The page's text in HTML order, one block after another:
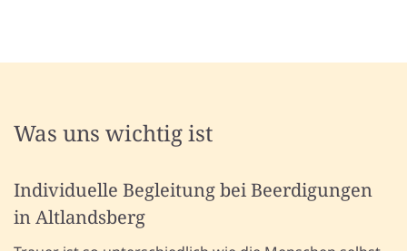
Was uns wichtig ist
Individuelle Begleitung bei Beerdigungen
in Altlandsberg